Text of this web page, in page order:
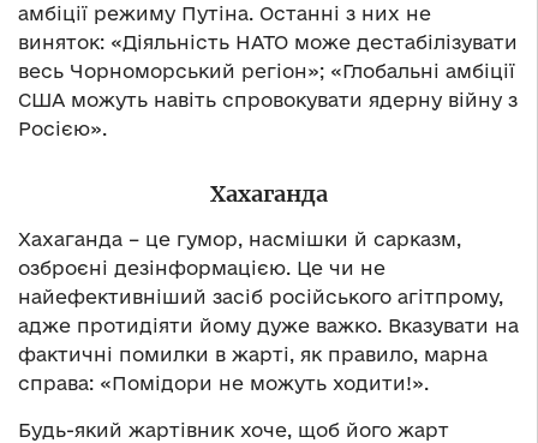
амбіції режиму Путіна. Останні з них не
виняток: «Діяльність НАТО може дестабілізувати
весь Чорноморський регіон»; «Глобальні амбіції
США можуть навіть спровокувати ядерну війну з
Росією».
Хахаганда
Хахаганда – це гумор, насмішки й сарказм,
озброєні дезінформацією. Це чи не
найефективніший засіб російського агітпрому,
адже протидіяти йому дуже важко. Вказувати на
фактичні помилки в жарті, як правило, марна
справа: «Помідори не можуть ходити!».
Будь-який жартівник хоче, щоб його жарт